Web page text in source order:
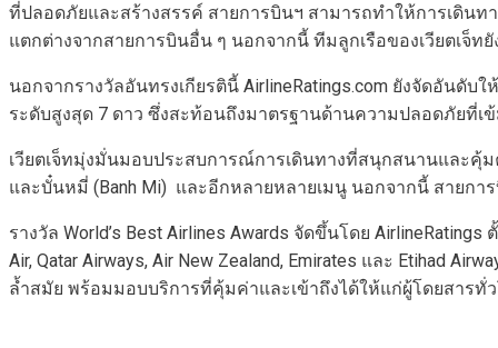
ที่ปลอดภัยและสร้างสรรค์ สายการบินฯ สามารถทำให้การเดิน
แตกต่างจากสายการบินอื่น ๆ นอกจากนี้ ทีมลูกเรือของเวียตเจ็ท
นอกจากรางวัลอันทรงเกียรตินี้ AirlineRatings.com ยังจัดอัน
ระดับสูงสุด 7 ดาว ซึ่งสะท้อนถึงมาตรฐานด้านความปลอดภัยที่เ
เวียตเจ็ทมุ่งมั่นมอบประสบการณ์การเดินทางที่สนุกสนานและคุ้
และบั๋นหมี่ (Banh Mi) และอีกหลายหลายเมนู นอกจากนี้ สายกา
รางวัล World’s Best Airlines Awards จัดขึ้นโดย
Air, Qatar Airways, Air New Zealand, Emirates และ Etihad
ล้ำสมัย พร้อมมอบบริการที่คุ้มค่าและเข้าถึงได้ให้แก่ผู้โดยสารทั่